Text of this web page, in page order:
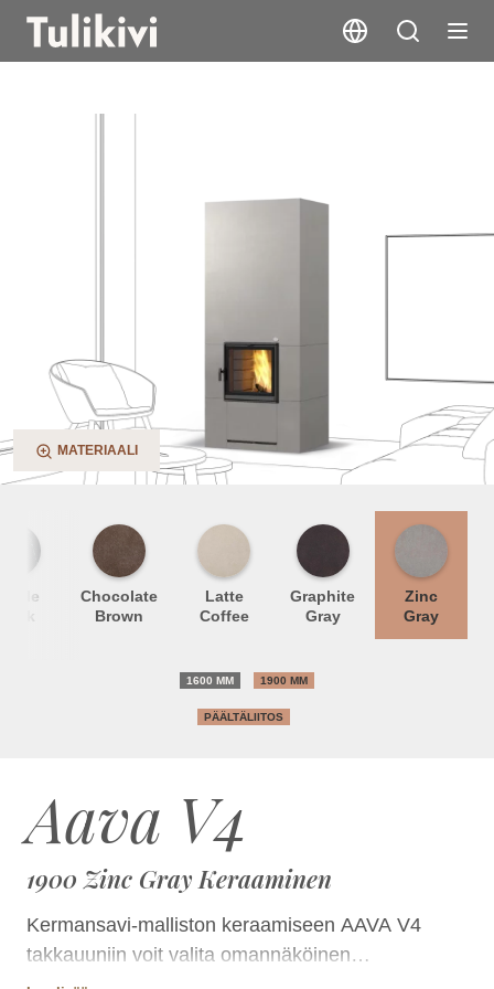
MATERIAALI
Aava V4
1900 Zinc Gray Keraaminen
Kermansavi-malliston keraamiseen AAVA V4
takkauuniin voit valita omannäköinen
vaakalaattapinnan lukuisissa luonnontuntuisissa
Chocolate
Brown
Latte
Coffee
Graphite
Gray
Zinc
Gray
1600 MM 1900 MM
PÄÄLTÄLIITOS